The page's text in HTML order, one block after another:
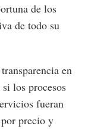
de los
de todo su
en
los procesos
fueran
precio y